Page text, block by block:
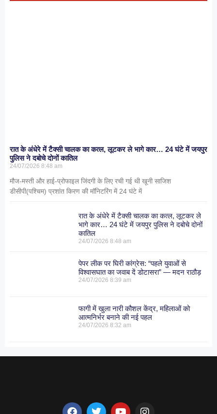
रात के अंधेरे में टैक्सी चालक का कत्ल, लूटकर ले भागे कार… 24 घंटे में जयपुर
पुलिस ने दबोचे दोनों कातिल
24/07/2026 8:48 am
मौज-मस्ती और हाई-प्रोफाइल जिंदगी के लिए रची गई थी खूनी साजिश
डीसीपी(पश्चिम) प्रशांत किरण की मॉनिटरिंग में 24 घंटे में
रात के अंधेरे में टैक्सी चालक का कत्ल, लूटकर ले
भागे कार… 24 घंटे में जयपुर पुलिस ने दबोचे दोनों
कातिल
24/07/20268:48 am
पेपर लीक पर घिरी कांग्रेस: “पहले युवाओं से
विश्वासघात का जवाब दें डोटासरा” — मदन राठौड़
24/07/20268:39 am
फागी में खुला नारी कौशल केंद्र, महिलाओं को
आत्मनिर्भर बनाने की नई पहल
24/07/20268:32 am